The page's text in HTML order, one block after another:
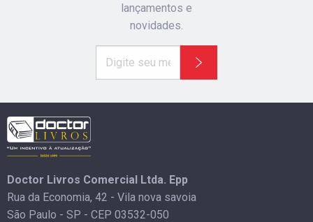
lançamentos e
novidades.
Doctor Livros Comercial Ltda. Epp
Rua da Economia, 42 - Vila nova savoia
São Paulo - SP - CEP 03532-050